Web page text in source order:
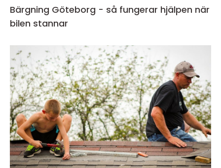
Bärgning Göteborg - så fungerar hjälpen när
bilen stannar